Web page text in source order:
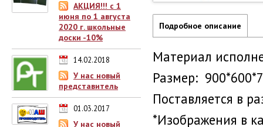
АКЦИЯ!!! с 1
июня по 1 августа
2020 г. школьные
доски -10%
14.02.2018
У нас новый
представитель
01.03.2017
У нас новый
Подробное описание
Материал
Размер:
Поставляется в
*Изображения в